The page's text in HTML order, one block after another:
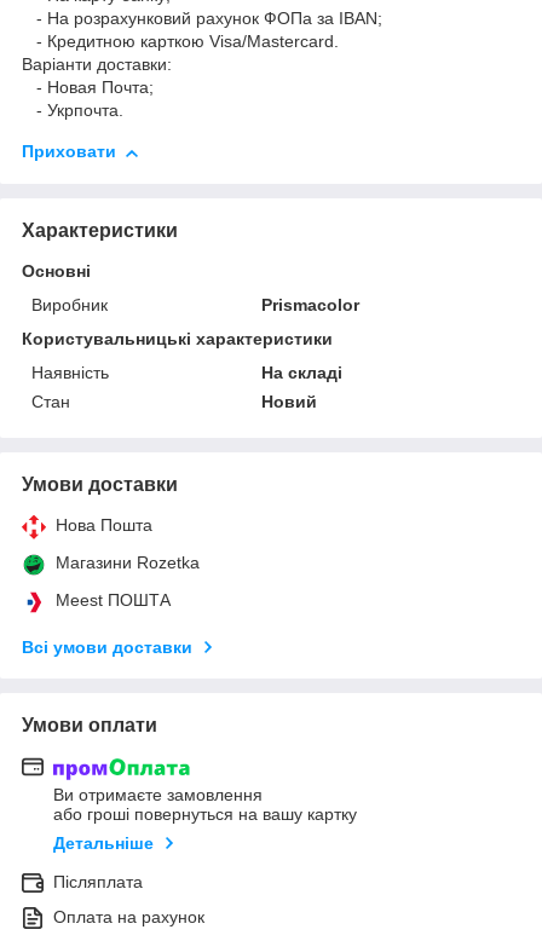
- На розрахунковий рахунок ФОПа за IBAN;
- Кредитною карткою Visa/Mastercard.
Варіанти доставки:
- Новая Почта;
- Укрпочта.
Приховати
Характеристики
Основні
Виробник
Prismacolor
Користувальницькі характеристики
Наявність
На складі
Стан
Новий
Умови доставки
Нова Пошта
Магазини Rozetka
Meest ПОШТА
Всі умови доставки
Умови оплати
Ви отримаєте замовлення
або гроші повернуться на вашу картку
Детальніше
Післяплата
Оплата на рахунок